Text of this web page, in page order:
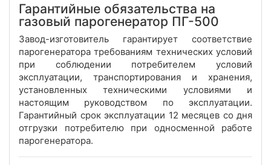
Гарантийные обязательства на
газовый парогенератор ПГ-500
Завод-изготовитель гарантирует соответствие
парогенератора требованиям технических условий
при соблюдении потребителем условий
эксплуатации, транспортирования и хранения,
установленных техническими условиями и
настоящим руководством по эксплуатации.
Гарантийный срок эксплуатации 12 месяцев со дня
отгрузки потребителю при односменной работе
парогенератора.